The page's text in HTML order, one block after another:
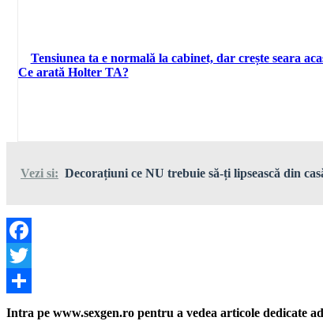
Tensiunea ta e normală la cabinet, dar crește seara
Ce arată Holter TA?
Vezi si: Decorațiuni ce NU trebuie să-ți lipsească din
Facebook
Twitter
Share
Intra pe www.sexgen.ro pentru a vedea articole dedicate